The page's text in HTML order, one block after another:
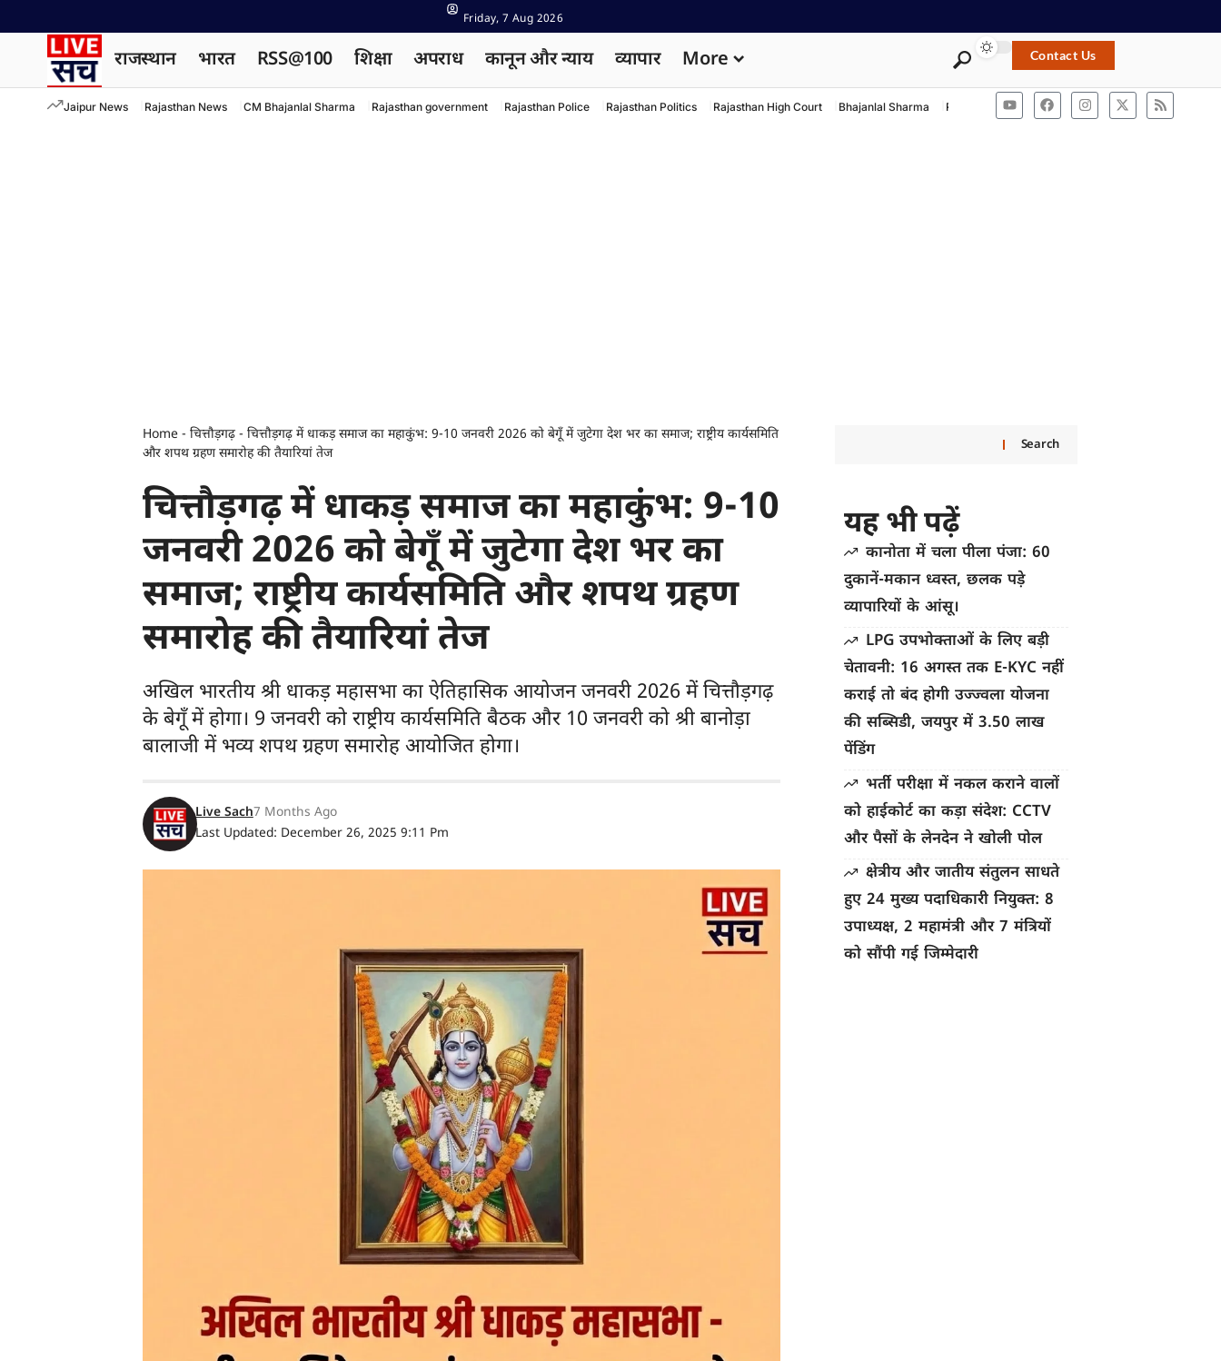
Friday, 7 Aug 2026
राजस्थान भारत RSS@100 शिक्षा अपराध कानून और न्याय व्यापार More Contact Us
Jaipur News Rajasthan News CM Bhajanlal Sharma Rajasthan government Rajasthan Police Rajasthan Politics Rajasthan High Court Bhajanlal Sharma Rashtriya Swayamsevak Sangh ACB Rajasthan
Home - चित्तौड़गढ़ - चित्तौड़गढ़ में धाकड़ समाज का महाकुंभ: 9-10 जनवरी 2026 को बेगूँ में जुटेगा देश भर का समाज; राष्ट्रीय कार्यसमिति
और शपथ ग्रहण समारोह की तैयारियां तेज
चित्तौड़गढ़ में धाकड़ समाज का महाकुंभ: 9-10
जनवरी 2026 को बेगूँ में जुटेगा देश भर का
समाज; राष्ट्रीय कार्यसमिति और शपथ ग्रहण
समारोह की तैयारियां तेज
अखिल भारतीय श्री धाकड़ महासभा का ऐतिहासिक आयोजन जनवरी 2026 में चित्तौड़गढ़
के बेगूँ में होगा। 9 जनवरी को राष्ट्रीय कार्यसमिति बैठक और 10 जनवरी को श्री बानोड़ा
बालाजी में भव्य शपथ ग्रहण समारोह आयोजित होगा।
Last Updated: December 26, 2025 9:11 Pm
Live Sach7 Months Ago
Search
यह भी पढ़ें
कानोता में चला पीला पंजा: 60
दुकानें-मकान ध्वस्त, छलक पड़े
व्यापारियों के आंसू।
LPG उपभोक्ताओं के लिए बड़ी
चेतावनी: 16 अगस्त तक E-KYC नहीं
कराई तो बंद होगी उज्ज्वला योजना
की सब्सिडी, जयपुर में 3.50 लाख
पेंडिंग
भर्ती परीक्षा में नकल कराने वालों
को हाईकोर्ट का कड़ा संदेश: CCTV
और पैसों के लेनदेन ने खोली पोल
क्षेत्रीय और जातीय संतुलन साधते
हुए 24 मुख्य पदाधिकारी नियुक्त: 8
उपाध्यक्ष, 2 महामंत्री और 7 मंत्रियों
को सौंपी गई जिम्मेदारी